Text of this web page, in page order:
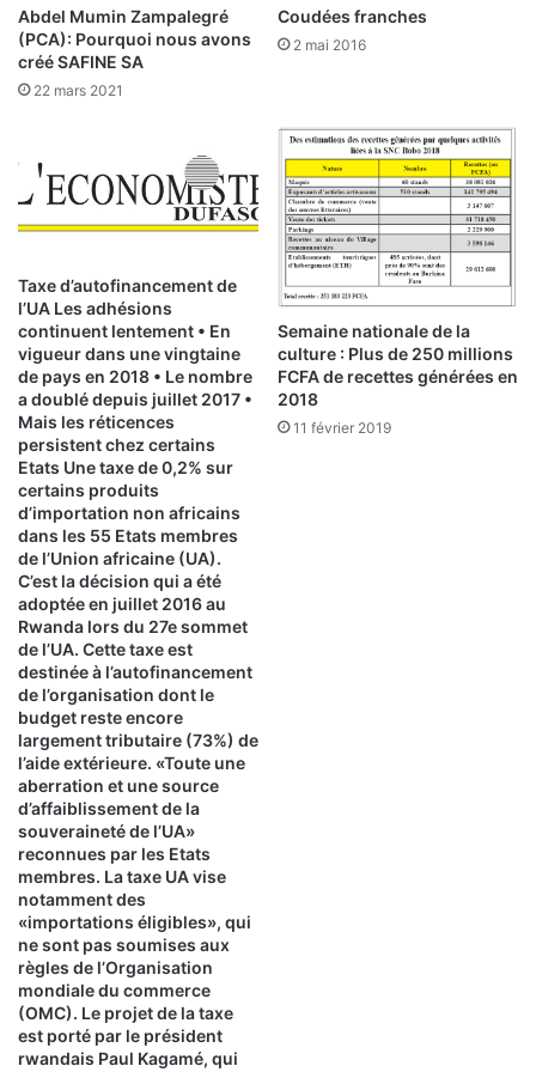
n
h
a
u
e
1
,
1
%
s
u
r
u
n
a
n
Abdel Mumin Zampalegré
(PCA): Pourquoi nous avons
créé SAFINE SA
22 mars 2021
Coudées franches
2 mai 2016
Taxe d’autofinancement de
l’UA Les adhésions
continuent lentement • En
vigueur dans une vingtaine
de pays en 2018 • Le nombre
a doublé depuis juillet 2017 •
Mais les réticences
persistent chez certains
Etats Une taxe de 0,2% sur
certains produits
d’importation non africains
dans les 55 Etats membres
de l’Union africaine (UA).
C’est la décision qui a été
adoptée en juillet 2016 au
Rwanda lors du 27e sommet
de l’UA. Cette taxe est
destinée à l’autofinancement
de l’organisation dont le
budget reste encore
largement tributaire (73%) de
l’aide extérieure. «Toute une
aberration et une source
d’affaiblissement de la
souveraineté de l’UA»
reconnues par les Etats
membres. La taxe UA vise
notamment des
«importations éligibles», qui
ne sont pas soumises aux
règles de l’Organisation
mondiale du commerce
(OMC). Le projet de la taxe
est porté par le président
rwandais Paul Kagamé, qui
Semaine nationale de la
culture : Plus de 250 millions
FCFA de recettes générées en
2018
11 février 2019